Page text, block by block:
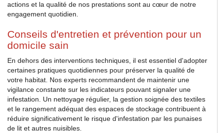
actions et la qualité de nos prestations sont au cœur de notre
engagement quotidien.
Conseils d'entretien et prévention pour un
domicile sain
En dehors des interventions techniques, il est essentiel d'adopter
certaines pratiques quotidiennes pour préserver la qualité de
votre habitat. Nos experts recommandent de maintenir une
vigilance constante sur les indicateurs pouvant signaler une
infestation. Un nettoyage régulier, la gestion soignée des textiles
et le rangement adéquat des espaces de stockage contribuent à
réduire significativement le risque d'infestation par les punaises
de lit et autres nuisibles.